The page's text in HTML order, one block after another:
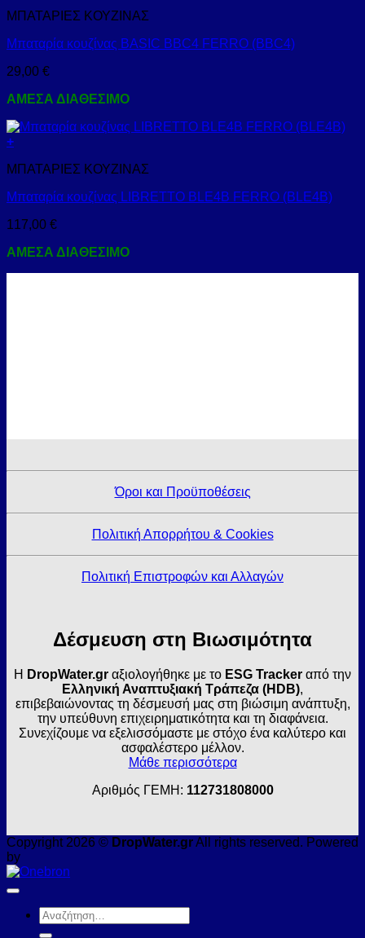
ΜΠΑΤΑΡΙΕΣ ΚΟΥΖΙΝΑΣ
Μπαταρία κουζίνας BASIC BBC4 FERRO (BBC4)
29,00 €
ΑΜΕΣΑ ΔΙΑΘΕΣΙΜΟ
+
ΜΠΑΤΑΡΙΕΣ ΚΟΥΖΙΝΑΣ
Μπαταρία κουζίνας LIBRETTO BLE4B FERRO (BLE4B)
117,00 €
ΑΜΕΣΑ ΔΙΑΘΕΣΙΜΟ
Όροι και Προϋποθέσεις
Πολιτική Απορρήτου & Cookies
Πολιτική Επιστροφών και Αλλαγών
Δέσμευση στη Βιωσιμότητα
Η DropWater.gr αξιολογήθηκε με το ESG Tracker από την
Ελληνική Αναπτυξιακή Τράπεζα (HDB),
επιβεβαιώνοντας τη δέσμευσή μας στη βιώσιμη ανάπτυξη,
την υπεύθυνη επιχειρηματικότητα και τη διαφάνεια.
Συνεχίζουμε να εξελισσόμαστε με στόχο ένα καλύτερο και
ασφαλέστερο μέλλον.
Μάθε περισσότερα
Αριθμός ΓΕΜΗ: 112731808000
Copyright 2026 © DropWater.grAll rights reserved. Powered
by
Αναζήτηση
για: